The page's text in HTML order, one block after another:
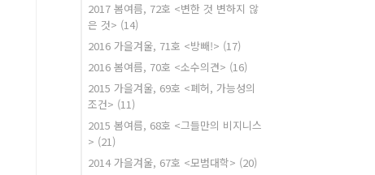
2017 봄여름, 72호 <변한 것 변하지 않
은 것> (14)
2016 가을겨울, 71호 <방빼!> (17)
2016 봄여름, 70호 <소수의견> (16)
2015 가을겨울, 69호 <폐허, 가능성의
조건> (11)
2015 봄여름, 68호 <그들만의 비지니스
> (21)
2014 가을겨울, 67호 <모범대학> (20)